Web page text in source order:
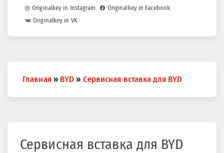
Originalkey in Instagram
Originalkey in Facebook
Originalkey in VK
areГлавная » BYD » Сервисная вставка для BYD
Сервисная вставка для BYD